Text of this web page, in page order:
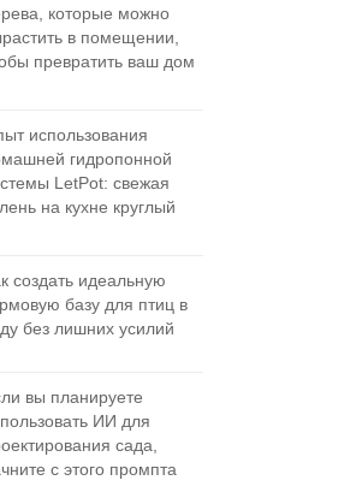
которые можно
в помещении,
превратить ваш дом
использования
гидропонной
LetPot: свежая
на кухне круглый
создать идеальную
базу для птиц в
без лишних усилий
вы планируете
ИИ для
сада,
с этого промпта